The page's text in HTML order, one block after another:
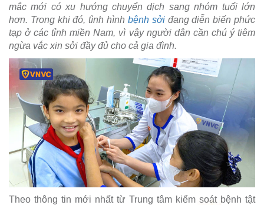
mắc mới có xu hướng chuyển dịch sang nhóm tuổi lớn
hơn. Trong khi đó, tình hình bệnh sởiđang diễn biến phức
tạp ở các tỉnh miền Nam, vì vậy người dân cần chú ý tiêm
ngừa vắc xin sởi đầy đủ cho cả gia đình.
Theo thông tin mới nhất từ Trung tâm kiểm soát bệnh tật